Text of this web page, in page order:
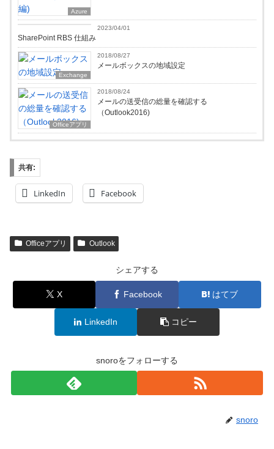
Azure
Microsoft365
2023/04/01
SharePoint RBS 仕組み
Exchange
2018/08/27
メールボックスの地域設定
Officeアプリ
2018/08/24
メールの送受信の総量を確認する
（Outlook2016)
共有:
LinkedIn Facebook
Officeアプリ Outlook
シェアする
X Facebook はてブ
LinkedIn コピー
snoroをフォローする
snoro